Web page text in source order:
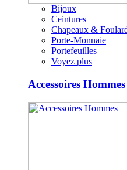
Bijoux
Ceintures
Chapeaux &
Porte-Monnaie
Portefeuilles
Voyez plus
Accessoires Hommes